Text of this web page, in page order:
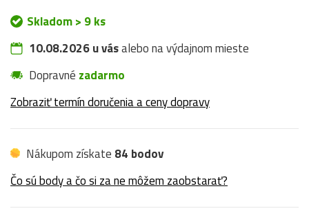
Skladom > 9 ks
10.08.2026 u vásalebo na výdajnom mieste
Dopravné zadarmo
Zobraziť termín doručenia a ceny dopravy
Nákupom získate 84 bodov
Čo sú body a čo si za ne môžem zaobstarať?